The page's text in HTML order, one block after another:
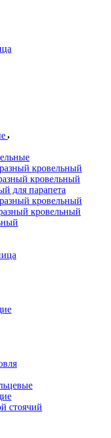
кровельный
кровельный
для парапета
кровельный
кровельный
стоячий